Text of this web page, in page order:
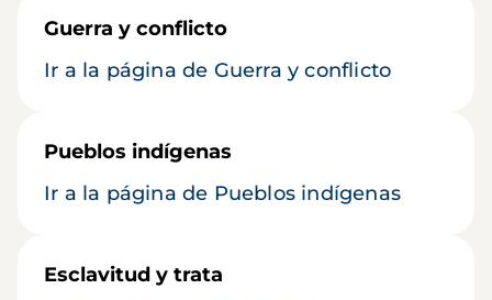
Guerra y conflicto
Ir a la página de Guerra y conflicto
Pueblos indígenas
Ir a la página de Pueblos indígenas
Esclavitud y trata